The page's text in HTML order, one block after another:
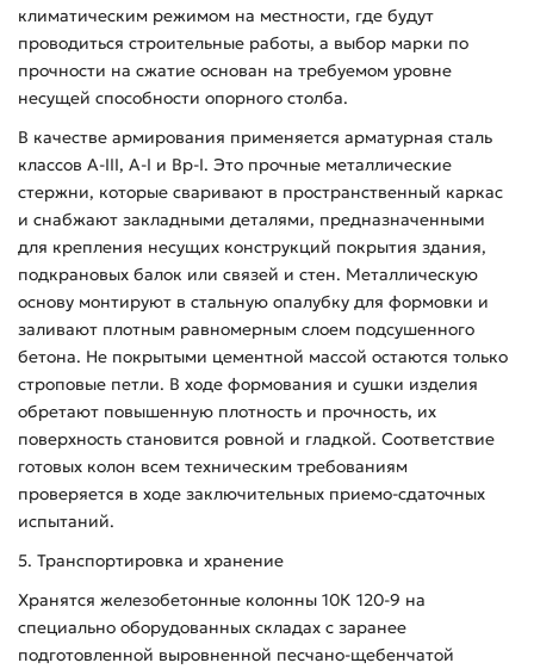
климатическим режимом на местности, где будут
проводиться строительные работы, а выбор марки по
прочности на сжатие основан на требуемом уровне
несущей способности опорного столба.
В качестве армирования применяется арматурная сталь
классов А-ІІІ, А-І и Вр-І. Это прочные металлические
стержни, которые сваривают в пространственный каркас
и снабжают закладными деталями, предназначенными
для крепления несущих конструкций покрытия здания,
подкрановых балок или связей и стен. Металлическую
основу монтируют в стальную опалубку для формовки и
заливают плотным равномерным слоем подсушенного
бетона. Не покрытыми цементной массой остаются только
строповые петли. В ходе формования и сушки изделия
обретают повышенную плотность и прочность, их
поверхность становится ровной и гладкой. Соответствие
готовых колон всем техническим требованиям
проверяется в ходе заключительных приемо-сдаточных
испытаний.
5. Транспортировка и хранение
Хранятся железобетонные колонны 10К 120-9 на
специально оборудованных складах с заранее
подготовленной выровненной песчано-щебенчатой